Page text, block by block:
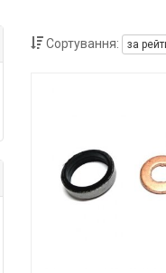
Сортування: за